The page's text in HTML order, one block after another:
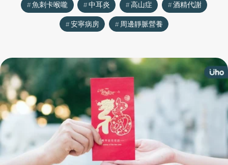
魚刺卡喉嚨
中耳炎 高山症
酒精代謝
安寧病房
周邊靜脈營養